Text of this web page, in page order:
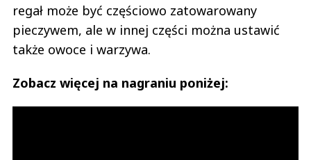
regał może być częściowo zatowarowany
pieczywem, ale w innej części można ustawić
także owoce i warzywa.
Zobacz więcej na nagraniu poniżej: